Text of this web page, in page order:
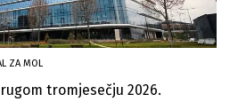
ZA MOL
tromjesečju 2026.